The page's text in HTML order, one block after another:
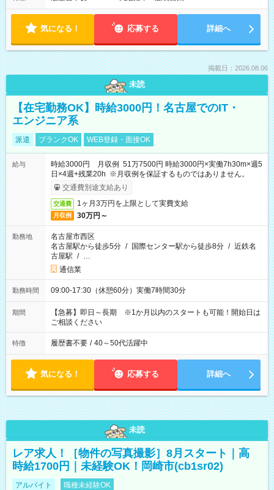
気になる！ 応募する 詳細へ
掲載日：2026.08.06
未読
【在宅勤務OK】時給3000円！名古屋でのIT・
エンジニア系
派遣 ブランクOK WEB登録・面接OK
給与
時給3000円 月収例 51万7500円 時給3000円×実働7h30m×週5
日×4週+残業20h ※月収例を保証するものではありません。
交通費別途支給あり
交通費 1ヶ月3万円を上限として実費支給
月収例 30万円～
勤務地
名古屋市西区
名古屋駅から徒歩5分 / 国際センター駅から徒歩8分 / 近鉄名
古屋駅 / …
通信業
勤務時間 09:00-17:30（休憩60分）実働7時間30分
期間
【急募】即日～長期 ※1か月以内のスタートも可能！開始日は
ご相談ください
特徴 履歴書不要 / 40～50代活躍中
気になる！ 応募する 詳細へ
未読
レア求人！［物件の写真撮影］8月スタート｜高
時給1700円｜未経験OK！岡崎市(cb1sr02)
アルバイト 職種未経験OK